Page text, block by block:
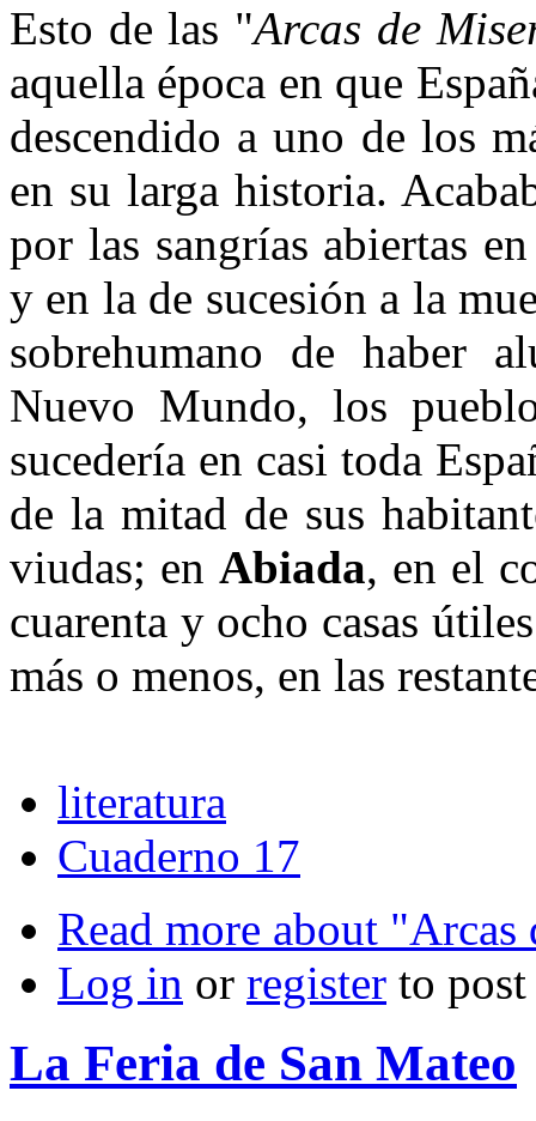
Esto de las "Arcas de
aquella época en que
descendido a uno de los
en su larga historia.
por las sangrías abiertas
y en la de sucesión a la
sobrehumano de haber
Nuevo Mundo, los
sucedería en casi toda
de la mitad de sus
viudas; en Abiada, en el
cuarenta y ocho casas
más o menos, en las
literatura
Cuaderno 17
Read more about
Log in or register to
La Feria de San Mateo